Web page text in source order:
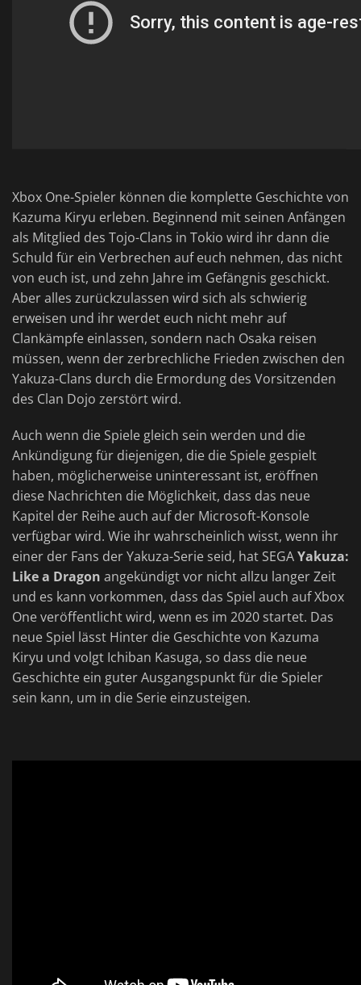
Xbox One-Spieler können die komplette Geschichte von
Kazuma Kiryu erleben. Beginnend mit seinen Anfängen
als Mitglied des Tojo-Clans in Tokio wird ihr dann die
Schuld für ein Verbrechen auf euch nehmen, das nicht
von euch ist, und zehn Jahre im Gefängnis geschickt.
Aber alles zurückzulassen wird sich als schwierig
erweisen und ihr werdet euch nicht mehr auf
Clankämpfe einlassen, sondern nach Osaka reisen
müssen, wenn der zerbrechliche Frieden zwischen den
Yakuza-Clans durch die Ermordung des Vorsitzenden
des Clan Dojo zerstört wird.
Auch wenn die Spiele gleich sein werden und die
Ankündigung für diejenigen, die die Spiele gespielt
haben, möglicherweise uninteressant ist, eröffnen
diese Nachrichten die Möglichkeit, dass das neue
Kapitel der Reihe auch auf der Microsoft-Konsole
verfügbar wird. Wie ihr wahrscheinlich wisst, wenn ihr
einer der Fans der Yakuza-Serie seid, hat SEGAYakuza:
Like a Dragon angekündigt vor nicht allzu langer Zeit
und es kann vorkommen, dass das Spiel auch auf Xbox
One veröffentlicht wird, wenn es im 2020 startet. Das
neue Spiel lässt Hinter die Geschichte von Kazuma
Kiryu und volgt Ichiban Kasuga, so dass die neue
Geschichte ein guter Ausgangspunkt für die Spieler
sein kann, um in die Serie einzusteigen.